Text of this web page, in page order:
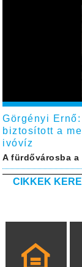
Görgényi
biztosított a
ivóvíz
A fürdővárosba
CIKKEK